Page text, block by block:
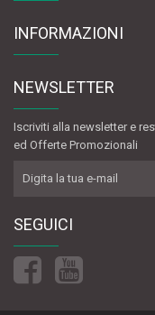
INFORMAZIONI
NEWSLETTER
Iscriviti alla newsletter e
ed Offerte Promozionali
SEGUICI